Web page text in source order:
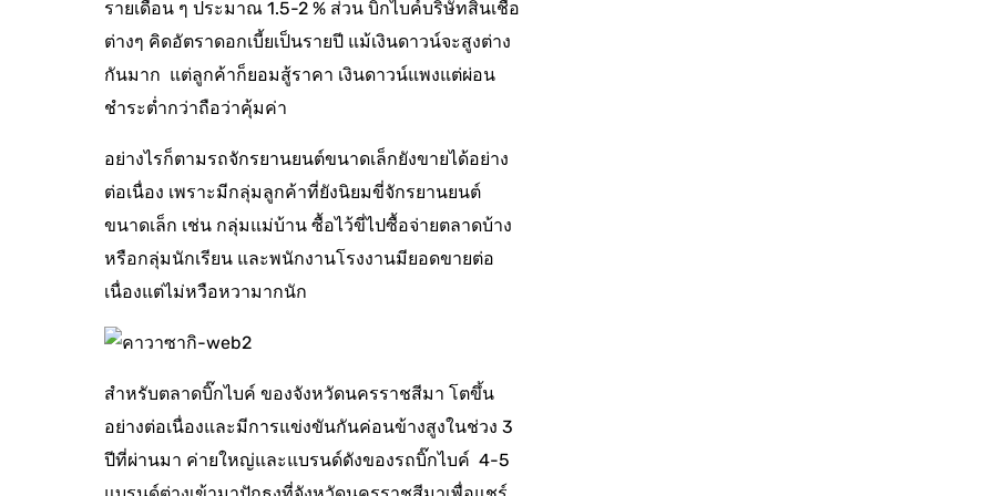
รายเดือน ๆ ประมาณ 1.5-2 % ส่วน บิ๊กไบค์บริษัทสินเชื่อ
ต่างๆ คิดอัตราดอกเบี้ยเป็นรายปี แม้เงินดาวน์จะสูงต่าง
กันมาก แต่ลูกค้าก็ยอมสู้ราคา เงินดาวน์แพงแต่ผ่อน
ชำระต่ำกว่าถือว่าคุ้มค่า
อย่างไรก็ตามรถจักรยานยนต์ขนาดเล็กยังขายได้อย่าง
ต่อเนื่อง เพราะมีกลุ่มลูกค้าที่ยังนิยมขี่จักรยานยนต์
ขนาดเล็ก เช่น กลุ่มแม่บ้าน ซื้อไว้ขี่ไปซื้อจ่ายตลาดบ้าง
หรือกลุ่มนักเรียน และพนักงานโรงงานมียอดขายต่อ
เนื่องแต่ไม่หวือหวามากนัก
สำหรับตลาดบิ๊กไบค์ ของจังหวัดนครราชสีมา โตขึ้น
อย่างต่อเนื่องและมีการแข่งขันกันค่อนข้างสูงในช่วง 3
ปีที่ผ่านมา ค่ายใหญ่และแบรนด์ดังของรถบิ๊กไบค์ 4-5